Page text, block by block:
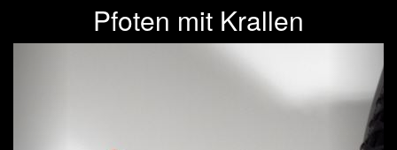
Pfoten mit Krallen